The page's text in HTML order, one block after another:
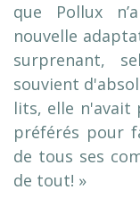
que Pollux
nouvelle
surprenant,
souvient
lits, elle n'avait
préférés pour
de tous ses
de tout! »